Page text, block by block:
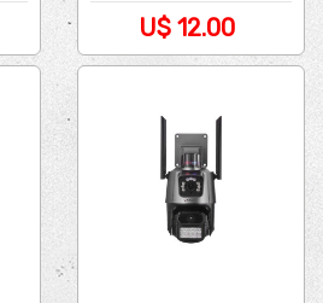
U$ 12.00